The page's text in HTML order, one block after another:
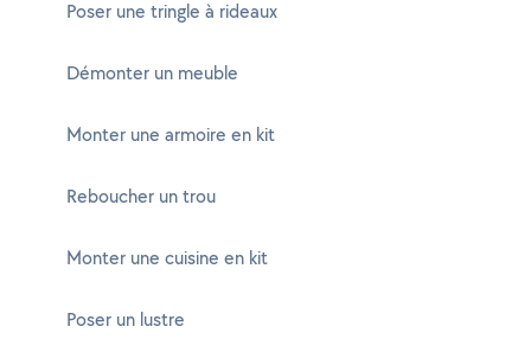
Poser une tringle à rideaux
Démonter un meuble
Monter une armoire en kit
Reboucher un trou
Monter une cuisine en kit
Poser un lustre